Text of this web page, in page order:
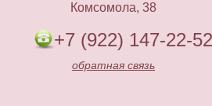
Комсомола, 38
+7 (922) 147-22-52
обратная связь